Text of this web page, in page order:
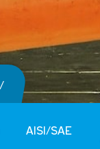
AISI/SAE